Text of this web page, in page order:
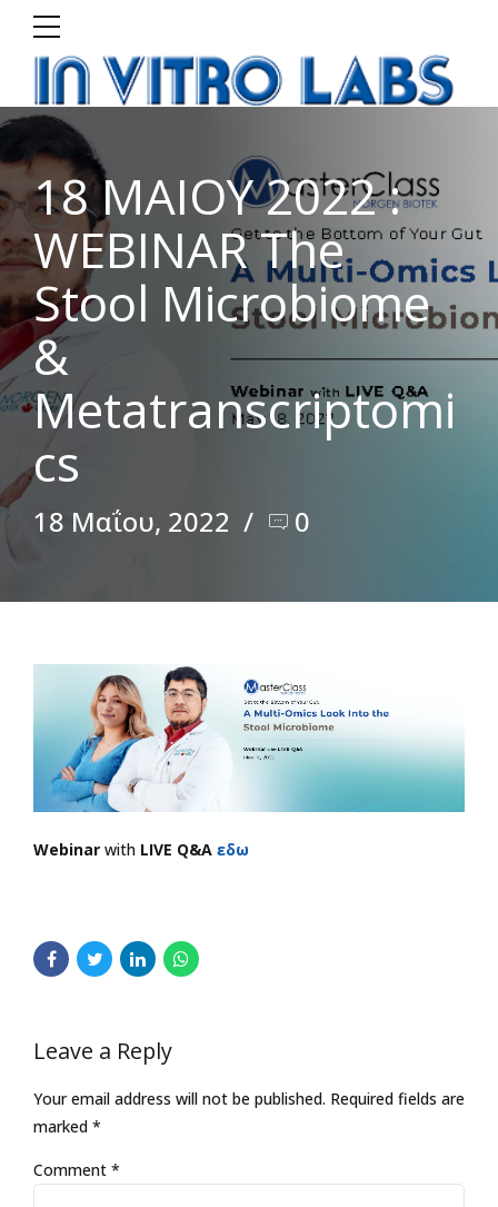
18 ΜΑΙΟΥ 2022 :
WEBINAR The
Stool Microbiome
&
Metatranscriptomi
cs
18 Μαΐου, 2022 0
Webinar with LIVE Q&A εδω
Leave a Reply
Your email address will not be published. Required fields are
marked *
Comment *